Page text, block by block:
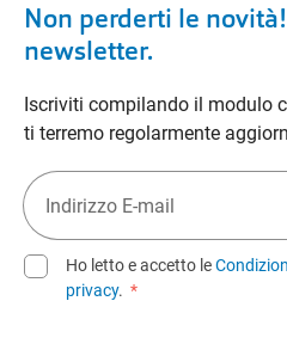
Non perderti le
newsletter.
Iscriviti compilando il modulo
ti terremo regolarmente
Ho letto e accetto le
privacy. *